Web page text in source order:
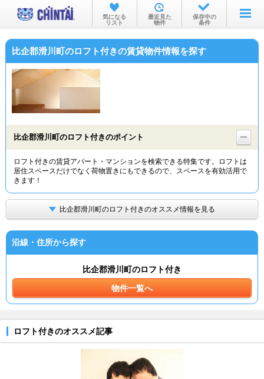
お部屋を探す
沿線・駅から
物件特集から
TOP
気になる
リスト
最近見た
物件
保存中の
条件
比企郡滑川町のロフト付きの賃貸物件情報を探す
比企郡滑川町のロフト付きのポイント
ロフト付きの賃貸アパート・マンションを検索できる特集です。ロフトは
居住スペースだけでなく荷物置きにもできるので、スペースを有効活用で
きます！
比企郡滑川町のロフト付きのオススメ情報を見る
沿線・住所から探す
比企郡滑川町のロフト付き
物件一覧へ
ロフト付きのオススメ記事